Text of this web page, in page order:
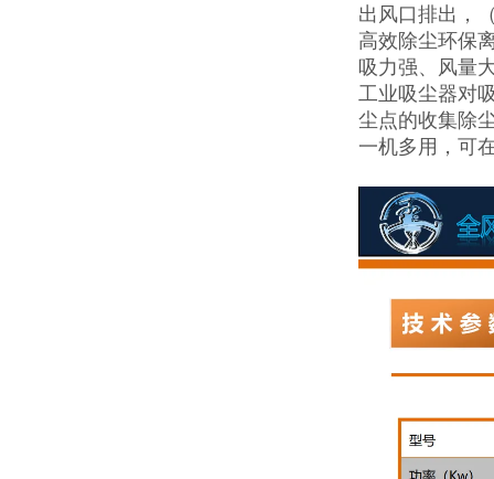
出风口排出，
高效除尘环保
吸力强、风量
工业吸尘器对
尘点的收集除
一机多用，可